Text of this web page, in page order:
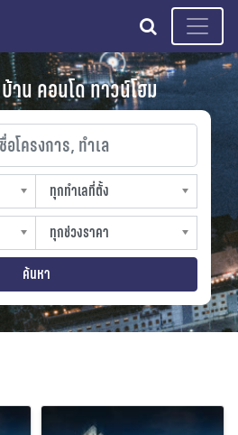
search
าน คอนโด ทาวน์โฮม
งการ, ทำเล
ทุกทำเลที่ตั้ง
slocation
ทุกช่วงราคา
sprice
ค้นหา